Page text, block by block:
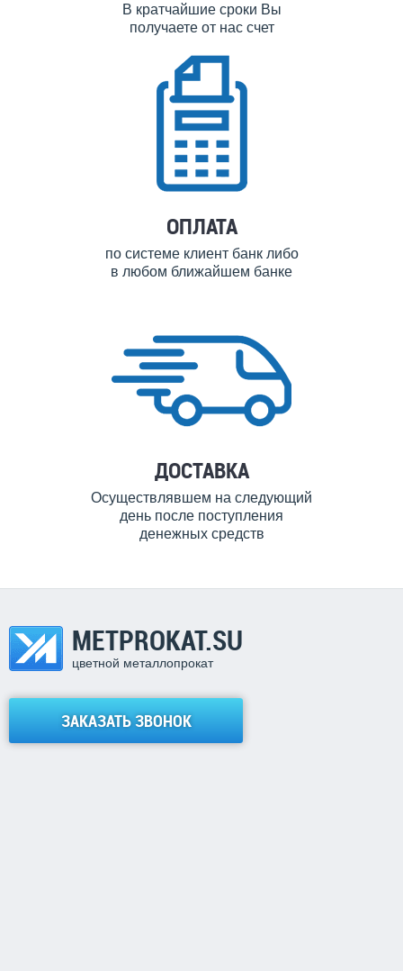
В кратчайшие сроки Вы
получаете от нас счет
ОПЛАТА
по системе клиент банк либо
в любом ближайшем банке
ДОСТАВКА
Осуществлявшем на следующий
день после поступления
денежных средств
METPROKAT.SU
цветной металлопрокат
ЗАКАЗАТЬ ЗВОНОК